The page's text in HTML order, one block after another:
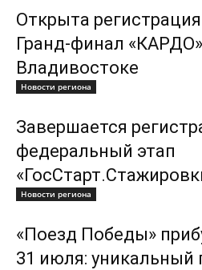
Открыта
Гранд-финал
Владивостоке
Новости региона
Завершается
федеральный этап
Новости региона
«Поезд Победы»
31 июля: уникальный